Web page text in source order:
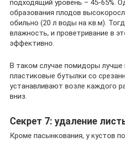
подходящий уровень – 45-65%.
образования плодов
обильно (20 л воды на кв.м).
влажность, и проветривание в
эффективно.
В таком случае помидоры лучше
пластиковые бутылки со
устанавливают возле каждого
вниз.
Секрет 7: удаление
Кроме пасынкования, у кустов